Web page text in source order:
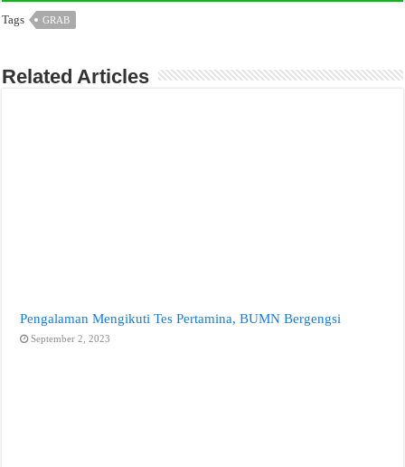
Tags GRAB
Related Articles
Pengalaman Mengikuti Tes Pertamina, BUMN Bergengsi
September 2, 2023